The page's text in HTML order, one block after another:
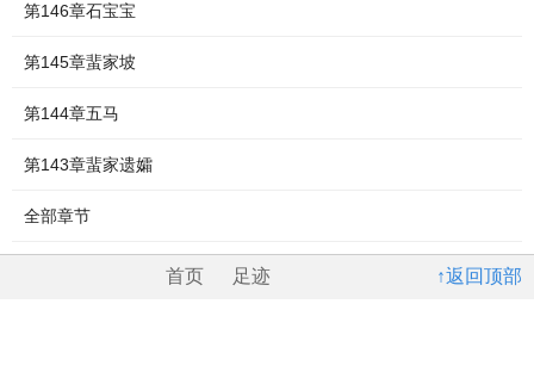
第146章石宝宝
第145章蜚家坡
第144章五马
第143章蜚家遗孀
全部章节
↑返回顶部
首页 足迹